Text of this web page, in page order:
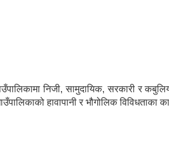
निजी, सामुदायिक, सरकारी र
हावापानी र भौगोलिक विविधताका